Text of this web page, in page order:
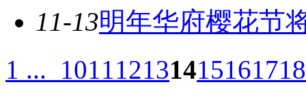
11-13明年华府樱花节
1 ... 101112131415161718